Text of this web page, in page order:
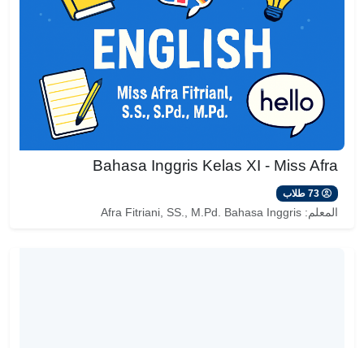
Bahasa Inggris Kelas XI - Miss Afra
73 طلاب
المعلم: Afra Fitriani, SS., M.Pd. Bahasa Inggris